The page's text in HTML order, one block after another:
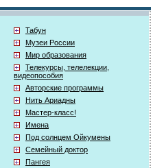
Табун
Музеи России
Мир образования
Телекурсы, телелекции,
видеопособия
Авторские программы
Нить Ариадны
Мастер-класс!
Имена
Под солнцем Ойкумены
Семейный доктор
Пангея